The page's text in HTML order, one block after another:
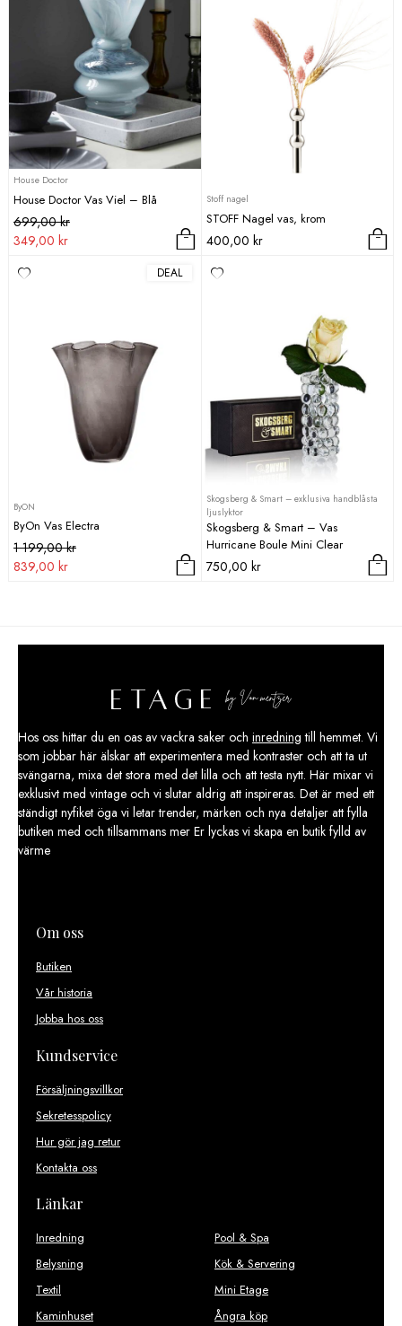
House Doctor
House Doctor Vas Viel – Blå
699,00kr
Det
ursprungliga
var:
349,00 kr
Det
nuvarande
är:
Stoff nagel
STOFF Nagel vas, krom
400,00 kr
DEAL
ByON
ByOn Vas Electra
1 199,00kr
Det
ursprungliga
199,00 kr.
839,00 kr
Det
nuvarande
Skogsberg & Smart – exklusiva handblåsta
ljuslyktor
Skogsberg & Smart – Vas
Hurricane Boule Mini Clear
750,00 kr
Hos oss hittar du en oas av vackra saker och inredning till hemmet. Vi
som jobbar här älskar att experimentera med kontraster och att ta ut
svängarna, mixa det stora med det lilla och att testa nytt. Här mixar vi
exklusivt med vintage och vi slutar aldrig att inspireras. Det är med ett
ständigt nyfiket öga vi letar trender, märken och nya detaljer att fylla
butiken med och tillsammans mer Er lyckas vi skapa en butik fylld av
värme
Om oss
Butiken
Vår historia
Jobba hos oss
Kundservice
Försäljningsvillkor
Sekretesspolicy
Hur gör jag retur
Kontakta oss
Länkar
Inredning
Belysning
Textil
Kaminhuset
Pool & Spa
Kök & Servering
Mini Etage
Ångra köp